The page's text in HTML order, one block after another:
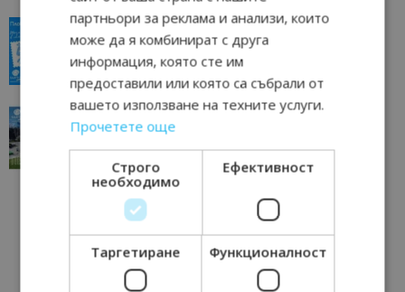
“Пощенска картичка от…”: Пловдив, градът на
всички времена
Пловдив 23/06/2026 10:00
“Пощенска картичка от…”: Перник – град на
традициите, културата и вдъхновяващите...
Перник 17/06/2026 09:01
партньори за реклама и анализи, които
може да я комбинират с друга
информация, която сте им
предоставили или която са събрали от
вашето използване на техните услуги.
Прочетете още
Строго
необходимо
Ефективност
Таргетиране Функционалност